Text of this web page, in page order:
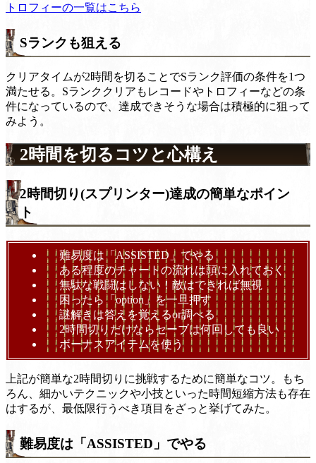
トロフィーの一覧はこちら
Sランクも狙える
クリアタイムが2時間を切ることでSランク評価の条件を1つ
満たせる。Sランククリアもレコードやトロフィーなどの条
件になっているので、達成できそうな場合は積極的に狙って
みよう。
2時間を切るコツと心構え
2時間切り(スプリンター)達成の簡単なポイン
ト
難易度は「ASSISTED」でやる
ある程度のチャートの流れは頭に入れておく
無駄な戦闘はしない！敵はできれば無視
困ったら「option」を一旦押す
謎解きは答えを覚えるor調べる
2時間切りだけならセーブは何回しても良い
ボーナスアイテムを使う
上記が簡単な2時間切りに挑戦するために簡単なコツ。もち
ろん、細かいテクニックや小技といった時間短縮方法も存在
はするが、最低限行うべき項目をざっと挙げてみた。
難易度は「ASSISTED」でやる